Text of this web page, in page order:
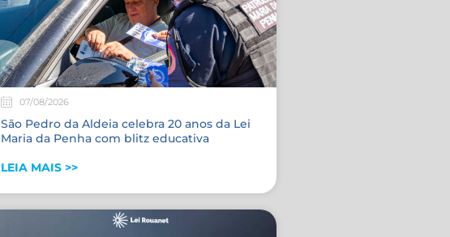
07/08/2026
São Pedro da Aldeia celebra 20 anos da Lei
Maria da Penha com blitz educativa
LEIA MAIS >>